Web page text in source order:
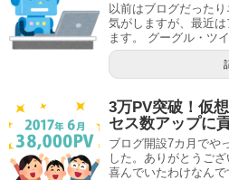
以前はブログだった
気がしますが、最近
ます。 グーグル・ツ
3万PV突破！仮
セス数アップに
ブログ開設7カ月でや
した。ありがとうご
喜んでいたわけなんで